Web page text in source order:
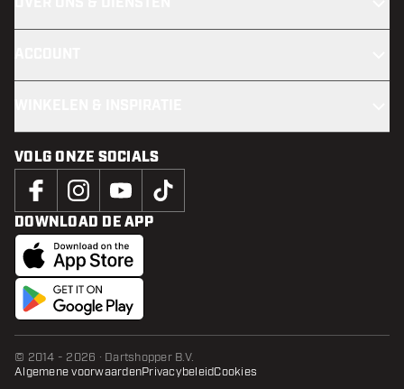
VOLG ONZE SOCIALS
DOWNLOAD DE APP
© 2014 - 2026 · Dartshopper B.V.
Algemene voorwaardenPrivacybeleidCookies